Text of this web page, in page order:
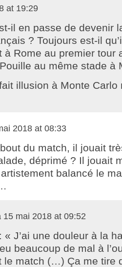
at 19:29
il en passe de devenir
? Toujours est-il
à Rome au premier tour
au même stade à
illusion à Monte Carlo
2018 at 08:33
du match, il jouait
déprimé ? Il jouait
balancé le
15 mai 2018 at 09:52
« J’ai une douleur à la
beaucoup de mal à
le match (…) Ça me tire